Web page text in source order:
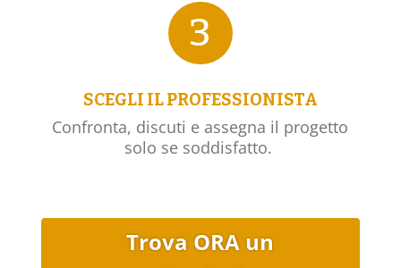
3
SCEGLI IL PROFESSIONISTA
Confronta, discuti e assegna il progetto
solo se soddisfatto.
Trova ORA un